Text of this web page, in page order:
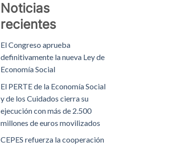
Noticias
recientes
El Congreso aprueba
definitivamente la nueva Ley de
Economía Social
El PERTE de la Economía Social
y de los Cuidados cierra su
ejecución con más de 2.500
millones de euros movilizados
CEPES refuerza la cooperación